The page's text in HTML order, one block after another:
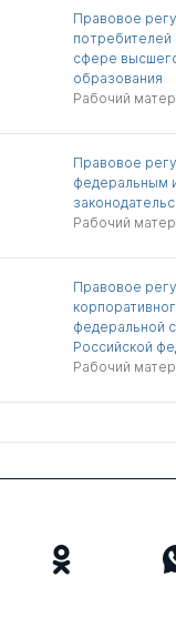
Правовое
потребителей
сфере
образования
Рабочий
Правовое
федеральным
Рабочий
Правовое
федеральной
Российской
Рабочий